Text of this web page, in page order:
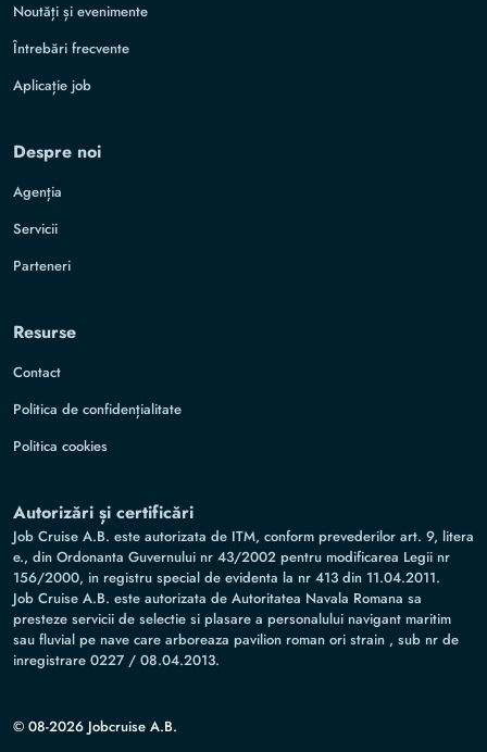
Noutăți și evenimente
Întrebări frecvente
Aplicație job
Despre noi
Agenția
Servicii
Parteneri
Resurse
Contact
Politica de confidențialitate
Politica cookies
Autorizări și certificări
Job Cruise A.B. este autorizata de ITM, conform prevederilor art. 9, litera
e., din Ordonanta Guvernului nr 43/2002 pentru modificarea Legii nr
156/2000, in registru special de evidenta la nr 413 din 11.04.2011.
Job Cruise A.B. este autorizata de Autoritatea Navala Romana sa
presteze servicii de selectie si plasare a personalului navigant maritim
sau fluvial pe nave care arboreaza pavilion roman ori strain , sub nr de
inregistrare 0227 / 08.04.2013.
© 08-2026 Jobcruise A.B.